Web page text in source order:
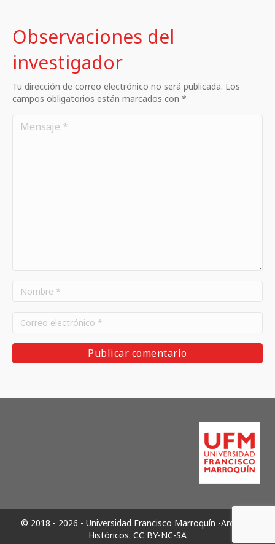
Observaciones del
investigador
Tu dirección de correo electrónico no será publicada. Los
campos obligatorios están marcados con *
© 2018 - 2026 - Universidad Francisco Marroquín -Archivos
Históricos. CC BY-NC-SA